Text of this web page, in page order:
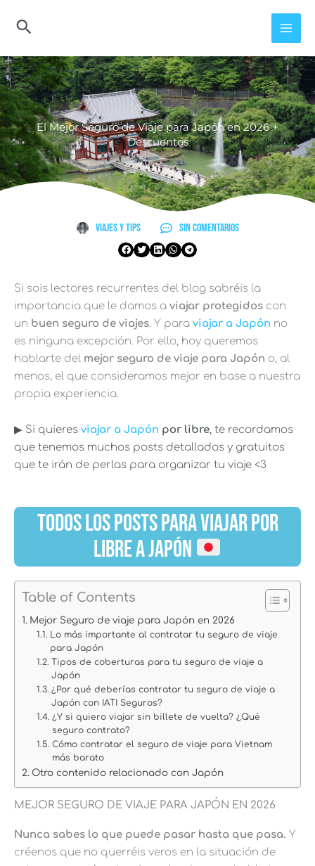
El Mejor Seguro de Viaje para Japón en 2026 +
Descuentos
Viajes y Tips Sin comentarios
Si sois lectores recurrentes del blog sabréis la
importancia que le damos a viajar protegidos con
un buen seguro de viajes. Y para viajar a Japón no
es ninguna excepción. Por ello, hoy queremos
hablarte del mejor seguro de viaje para Japón o, al
menos, el que consideramos mejor en base a nuestra
propia experiencia.
▶︎ Si quieres viajar a Japón por libre, te recordamos
que tenemos muchos posts detallados y gratuitos
que te irán de perlas para organizar tu viaje <3
TODOS LOS POSTS PARA VIAJAR POR
LIBRE A JAPÓN
Table of Contents
Mejor Seguro de viaje para Japón en 2026
Lo más importante al contratar tu seguro de viaje
para Japón
Tipos de coberturas para tu seguro de viaje a
Japón
¿Por qué deberías contratar tu seguro de viaje a
Japón con IATI Seguros?
¿Y si quiero viajar sin billete de vuelta? ¿Qué
seguro contrato?
Cómo contratar el seguro de viaje para Vietnam
más barato
Otro contenido relacionado con Japón
MEJOR SEGURO DE VIAJE PARA JAPÓN EN 2026
Nunca sabes lo que puede pasar hasta que pasa. Y
créenos que no querréis veros en la situación de